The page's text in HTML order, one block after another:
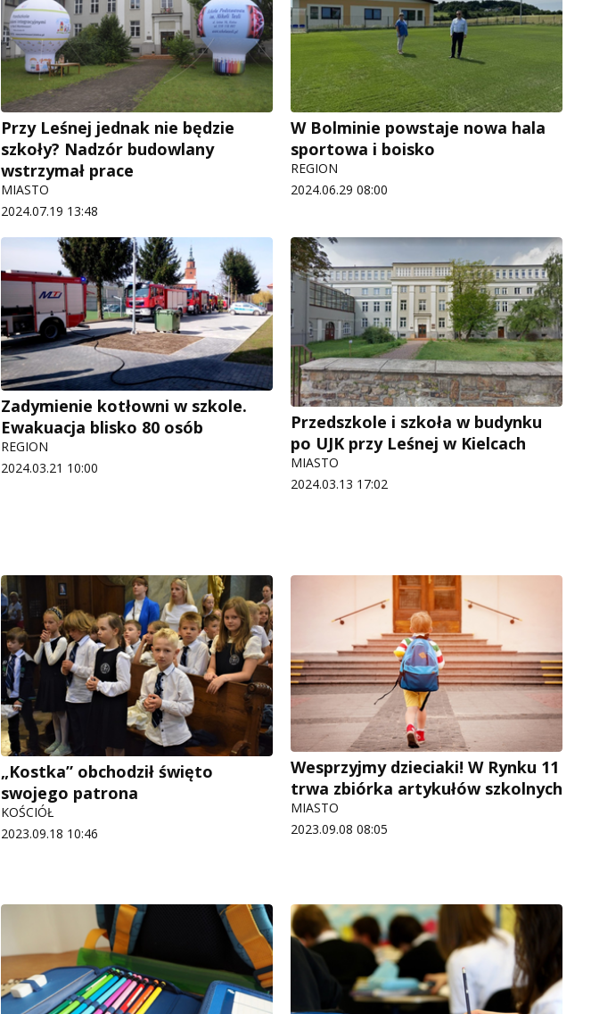
Przy Leśnej jednak nie będzie
szkoły? Nadzór budowlany
wstrzymał prace
MIASTO
2024.07.19 13:48
W Bolminie powstaje nowa hala
sportowa i boisko
REGION
2024.06.29 08:00
Zadymienie kotłowni w szkole.
Ewakuacja blisko 80 osób
REGION
2024.03.21 10:00
Przedszkole i szkoła w budynku
po UJK przy Leśnej w Kielcach
MIASTO
2024.03.13 17:02
„Kostka” obchodził święto
swojego patrona
KOŚCIÓŁ
2023.09.18 10:46
Wesprzyjmy dzieciaki! W Rynku 11
trwa zbiórka artykułów szkolnych
MIASTO
2023.09.08 08:05